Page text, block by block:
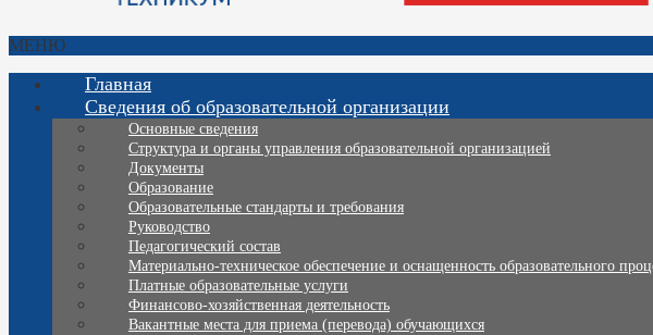
МЕНЮ
Главная
Сведения об образовательной организации
Основные сведения
Структура и органы управления образовательной организацией
Документы
Образование
Образовательные стандарты и требования
Руководство
Педагогический состав
Материально-техническое обеспечение и оснащенность образовательного
Платные образовательные услуги
Финансово-хозяйственная деятельность
Вакантные места для приема (перевода) обучающихся